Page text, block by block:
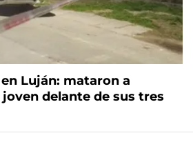
Luján: mataron a
delante de sus tres